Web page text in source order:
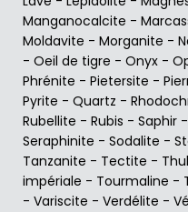
Manganocalcite -
Moldavite - Morganite -
- Oeil de tigre - Onyx -
Phrénite - Pietersite -
Pyrite - Quartz -
Rubellite - Rubis - Saphir -
Seraphinite - Sodalite -
Tanzanite - Tectite -
impériale - Tourmaline -
- Variscite - Verdélite -